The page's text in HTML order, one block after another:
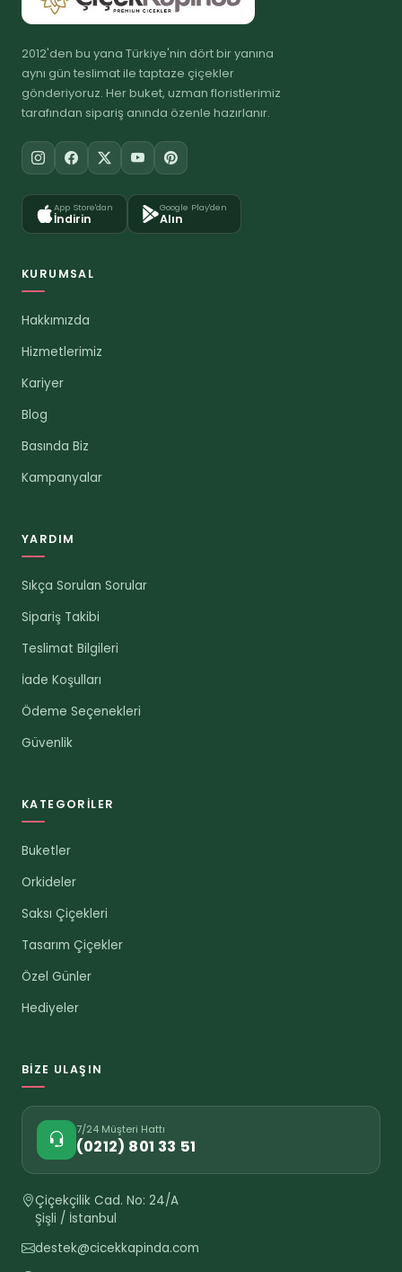
2012'den bu yana Türkiye'nin dört bir yanına
aynı gün teslimat ile taptaze çiçekler
gönderiyoruz. Her buket, uzman floristlerimiz
tarafından sipariş anında özenle hazırlanır.
App Store'dan
İndirin
Google Play'den
Alın
KURUMSAL
Hakkımızda
Hizmetlerimiz
Kariyer
Blog
Basında Biz
Kampanyalar
YARDIM
Sıkça Sorulan Sorular
Sipariş Takibi
Teslimat Bilgileri
İade Koşulları
Ödeme Seçenekleri
Güvenlik
KATEGORILER
Buketler
Orkideler
Saksı Çiçekleri
Tasarım Çiçekler
Özel Günler
Hediyeler
BIZE ULAŞIN
7/24 Müşteri Hattı
(0212) 801 33 51
Çiçekçilik Cad. No: 24/A
Şişli / İstanbul
destek@cicekkapinda.com